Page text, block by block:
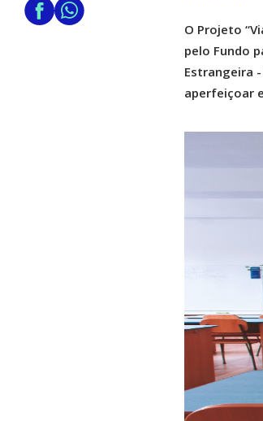
O Projeto
pelo Fundo
Estrangeira
aperfeiçoar